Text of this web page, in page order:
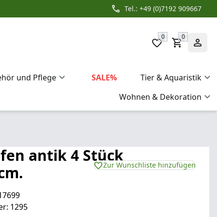
Tel.: +49 (0)7192 909667
0 0
und Pflege SALE%
Tier & Aquaristik
Wohnen & Dekoration
antik 4 Stück
1295
Zur Wunschliste hinzufügen